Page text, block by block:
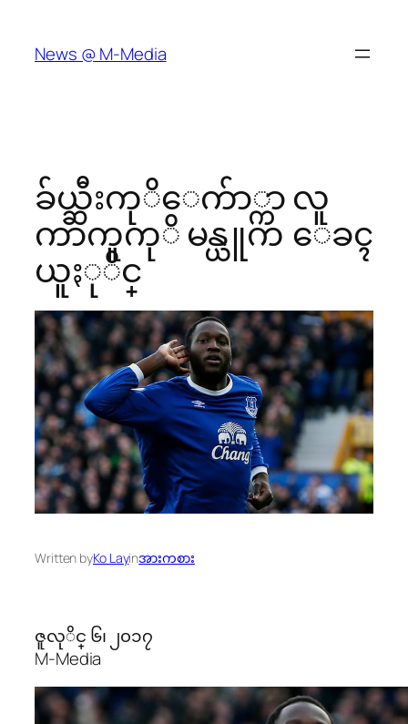
content
News @ M-Media
ခ်ယ္ဆီးကုိေက်ာ္ကာ လူ
ကာကူကုိ မန္ယူက ေခၚ
ယူႏုိင္
Written byKo Layinအားကစား
ဇူလုိင္ ၆၊ ၂၀၁၇
M-Media